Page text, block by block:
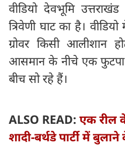
वीडियो देवभूमि
त्रिवेणी घाट का है।
ग्रोवर किसी
आसमान के नीचे एक
बीच सो रहे हैं।
ALSO READ:एक रील
शादी-बर्थडे पार्टी में